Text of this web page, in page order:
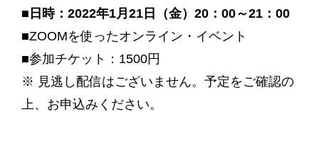
■日時：2022年1月21日（金）20：00～21：00
■ZOOMを使ったオンライン・イベント
■参加チケット：1500円
※ 見逃し配信はございません。予定をご確認の
上、お申込みください。